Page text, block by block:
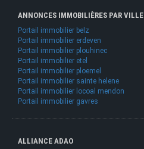
ANNONCES IMMOBILIÈRES PAR VILLE
Portail immobilier belz
Portail immobilier erdeven
Portail immobilier plouhinec
Portail immobilier etel
Portail immobilier ploemel
Portail immobilier sainte helene
Portail immobilier locoal mendon
Portail immobilier gavres
ALLIANCE ADAO